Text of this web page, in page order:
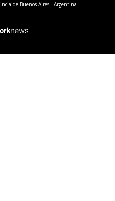
de Buenos Aires - Argentina